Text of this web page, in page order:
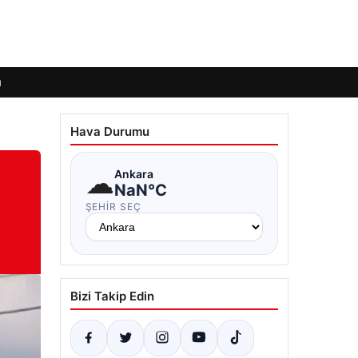
Hava Durumu
☁Ankara
NaN°C
ŞEHIR SEÇ
Bizi Takip Edin